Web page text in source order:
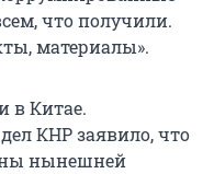
что получили.
материалы».
в Китае.
КНР заявило, что
нынешней